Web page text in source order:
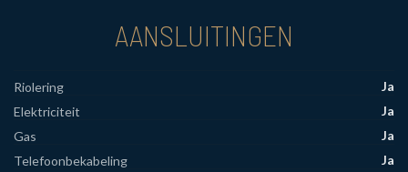
AANSLUITINGEN
Riolering
Ja
Elektriciteit
Ja
Gas
Ja
Telefoonbekabeling
Ja